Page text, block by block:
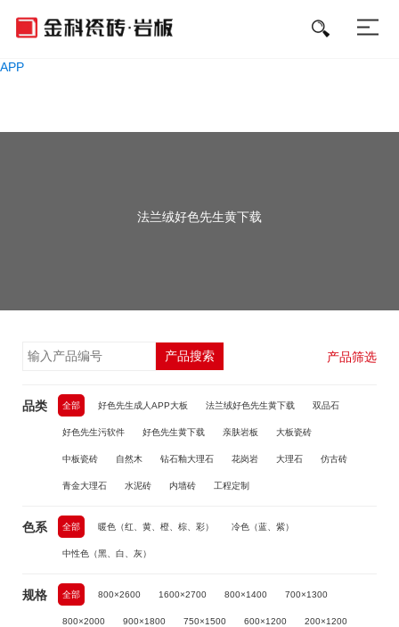
好色先生APP免费下载,好色先生污软件,好色先生黄下载,好色先生成人
APP
法兰绒好色先生黄下载
产品搜索 产品筛选
品类 全部 好色先生成人APP大板 法兰绒好色先生黄下载 双品石
好色先生污软件 好色先生黄下载 亲肤岩板 大板瓷砖
中板瓷砖 自然木 钻石釉大理石 花岗岩 大理石 仿古砖
青金大理石 水泥砖 内墙砖 工程定制
色系 全部 暖色（红、黄、橙、棕、彩） 冷色（蓝、紫）
中性色（黑、白、灰）
规格 全部 800×2600 1600×2700 800×1400 700×1300
800×2000 900×1800 750×1500 600×1200 200×1200